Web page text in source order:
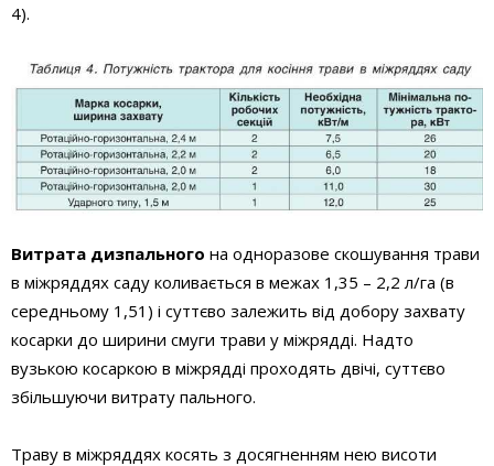
4).
Витрата дизпального на одноразове скошування трави
в міжряддях саду коливається в межах 1,35 – 2,2 л/га (в
середньому 1,51) і суттєво залежить від добору захвату
косарки до ширини смуги трави у міжрядді. Надто
вузькою косаркою в міжрядді проходять двічі, суттєво
збільшуючи витрату пального.
Траву в міжряддях косять з досягненням нею висоти